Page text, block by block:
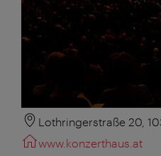
Lothringerstraße 20,
www.konzerthaus.at